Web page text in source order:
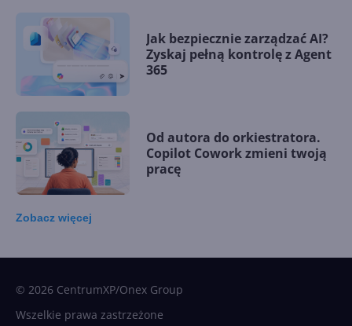
Jak bezpiecznie zarządzać AI?
Zyskaj pełną kontrolę z Agent
365
Od autora do orkiestratora.
Copilot Cowork zmieni twoją
pracę
Zobacz więcej
© 2026 CentrumXP/Onex Group
Wszelkie prawa zastrzeżone